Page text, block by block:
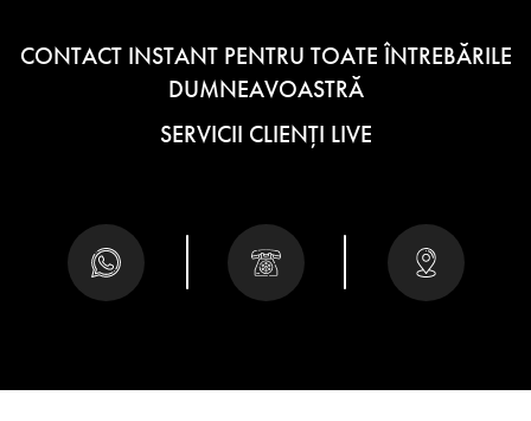
CONTACT INSTANT PENTRU TOATE ÎNTREBĂRILE
DUMNEAVOASTRĂ
SERVICII CLIENȚI LIVE